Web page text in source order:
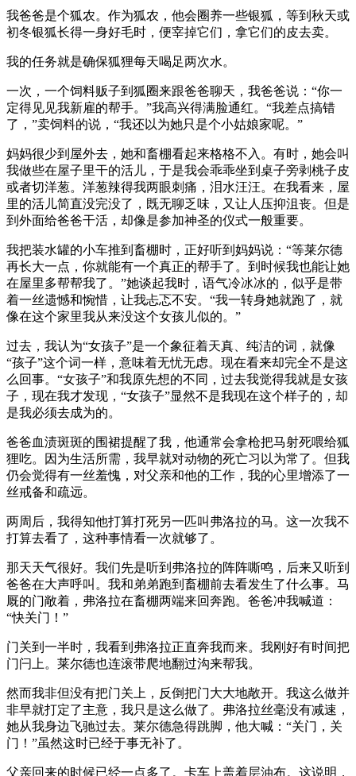
我爸爸是个狐农。作为狐农，他会圈养一些银狐，等到秋天或
初冬银狐长得一身好毛时，便宰掉它们，拿它们的皮去卖。
我的任务就是确保狐狸每天喝足两次水。
一次，一个饲料贩子到狐圈来跟爸爸聊天，我爸爸说：“你一
定得见见我新雇的帮手。”我高兴得满脸通红。“我差点搞错
了，”卖饲料的说，“我还以为她只是个小姑娘家呢。”
妈妈很少到屋外去，她和畜棚看起来格格不入。有时，她会叫
我做些在屋子里干的活儿，于是我会乖乖坐到桌子旁剥桃子皮
或者切洋葱。洋葱辣得我两眼刺痛，泪水汪汪。在我看来，屋
里的活儿简直没完没了，既无聊乏味，又让人压抑沮丧。但是
到外面给爸爸干活，却像是参加神圣的仪式一般重要。
我把装水罐的小车推到畜棚时，正好听到妈妈说：“等莱尔德
再长大一点，你就能有一个真正的帮手了。到时候我也能让她
在屋里多帮帮我了。”她谈起我时，语气冷冰冰的，似乎是带
着一丝遗憾和惋惜，让我忐忑不安。“我一转身她就跑了，就
像在这个家里我从来没这个女孩儿似的。”
过去，我认为“女孩子”是一个象征着天真、纯洁的词，就像
“孩子”这个词一样，意味着无忧无虑。现在看来却完全不是这
么回事。“女孩子”和我原先想的不同，过去我觉得我就是女孩
子，现在我才发现，“女孩子”显然不是我现在这个样子的，却
是我必须去成为的。
爸爸血渍斑斑的围裙提醒了我，他通常会拿枪把马射死喂给狐
狸吃。因为生活所需，我早就对动物的死亡习以为常了。但我
仍会觉得有一丝羞愧，对父亲和他的工作，我的心里增添了一
丝戒备和疏远。
两周后，我得知他打算打死另一匹叫弗洛拉的马。这一次我不
打算去看了，这种事情看一次就够了。
那天天气很好。我们先是听到弗洛拉的阵阵嘶鸣，后来又听到
爸爸在大声呼叫。我和弟弟跑到畜棚前去看发生了什么事。马
厩的门敞着，弗洛拉在畜棚两端来回奔跑。爸爸冲我喊道：
“快关门！”
门关到一半时，我看到弗洛拉正直奔我而来。我刚好有时间把
门闩上。莱尔德也连滚带爬地翻过沟来帮我。
然而我非但没有把门关上，反倒把门大大地敞开。我这么做并
非早就打定了主意，我只是这么做了。弗洛拉丝毫没有减速，
她从我身边飞驰过去。莱尔德急得跳脚，他大喊：“关门，关
门！”虽然这时已经于事无补了。
父亲回来的时候已经一点多了。卡车上盖着层油布。这说明，